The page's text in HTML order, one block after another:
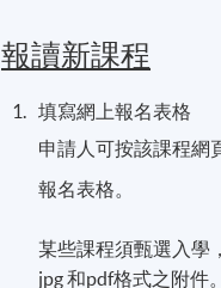
報讀新課程
填寫網上報名表格
申請人可按該課程網
報名表格。
某些課程須甄選入學
jpg 和pdf格式之附件。